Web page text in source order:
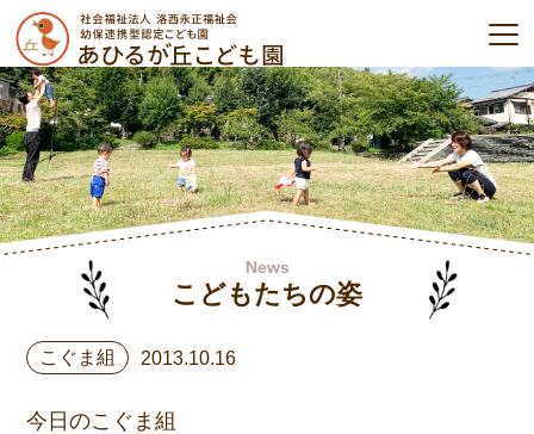
News
こどもたちの姿
こぐま組 2013.10.16
今日のこぐま組